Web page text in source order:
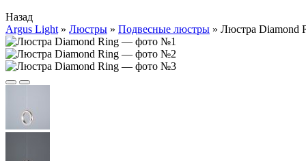
Назад
Argus Light » Люстры » Подвесные люстры » Люстра Diamond